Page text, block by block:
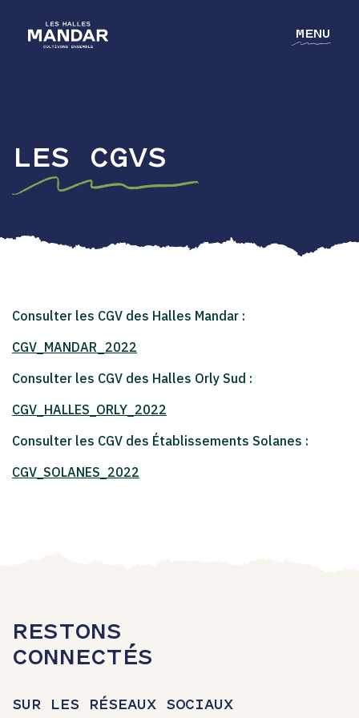
MENU
NOTRE GROUPE
NOS MÉTIERS
LES CGVS
Consulter les CGV des Halles Mandar :
CGV_MANDAR_2022
Consulter les CGV des Halles Orly Sud :
CGV_HALLES_ORLY_2022
Consulter les CGV des Établissements Solanes :
CGV_SOLANES_2022
RESTONS
CONNECTÉS
SUR LES RÉSEAUX SOCIAUX